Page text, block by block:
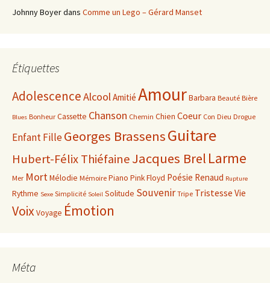
Johnny Boyerdans Comme un Lego – Gérard Manset
Étiquettes
AdolescenceAlcoolAmitié AmourBarbara Beauté Bière
Blues Bonheur Cassette Chanson Chemin Chien Coeur Con Dieu Drogue
EnfantFilleGeorges BrassensGuitare
Hubert-Félix ThiéfaineJacques Brel Larme
Mer MortMélodie Mémoire Piano Pink Floyd Poésie Renaud Rupture
Rythme Sexe Simplicité Soleil Solitude Souvenir Tripe Tristesse Vie
VoixVoyage Émotion
Méta